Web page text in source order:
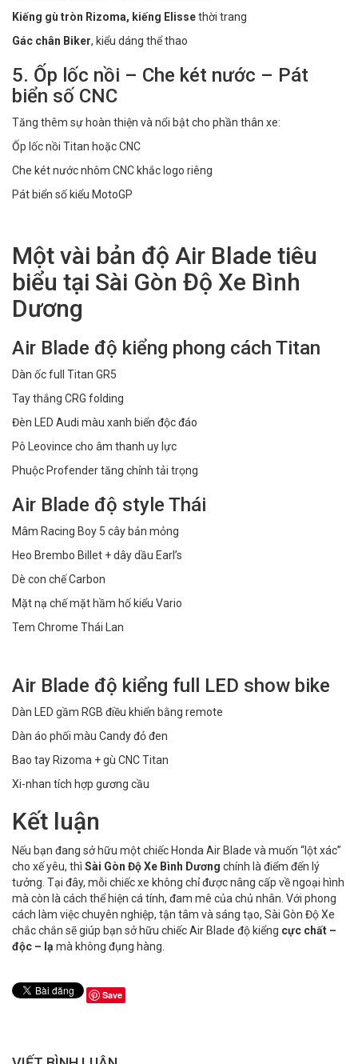
Kiếng gù tròn Rizoma, kiếng Elissethời trang
Gác chân Biker, kiểu dáng thể thao
5. Ốp lốc nồi – Che két nước – Pát
biển số CNC
Tăng thêm sự hoàn thiện và nổi bật cho phần thân xe:
Ốp lốc nồi Titan hoặc CNC
Che két nước nhôm CNC khắc logo riêng
Pát biển số kiểu MotoGP
Một vài bản độ Air Blade tiêu
biểu tại Sài Gòn Độ Xe Bình
Dương
Air Blade độ kiểng phong cách Titan
Dàn ốc full Titan GR5
Tay thắng CRG folding
Đèn LED Audi màu xanh biển độc đáo
Pô Leovince cho âm thanh uy lực
Phuộc Profender tăng chỉnh tải trọng
Air Blade độ style Thái
Mâm Racing Boy 5 cây bản mỏng
Heo Brembo Billet + dây dầu Earl’s
Dè con chế Carbon
Mặt nạ chế mặt hầm hố kiểu Vario
Tem Chrome Thái Lan
Air Blade độ kiểng full LED show bike
Dàn LED gầm RGB điều khiển bằng remote
Dàn áo phối màu Candy đỏ đen
Bao tay Rizoma + gù CNC Titan
Xi-nhan tích hợp gương cầu
Kết luận
Nếu bạn đang sở hữu một chiếc Honda Air Blade và muốn “lột xác”
cho xế yêu, thì Sài Gòn Độ Xe Bình Dương chính là điểm đến lý
tưởng. Tại đây, mỗi chiếc xe không chỉ được nâng cấp về ngoại hình
mà còn là cách thể hiện cá tính, đam mê của chủ nhân. Với phong
cách làm việc chuyên nghiệp, tận tâm và sáng tạo, Sài Gòn Độ Xe
chắc chắn sẽ giúp bạn sở hữu chiếc Air Blade độ kiểng cực chất –
độc – lạ mà không đụng hàng.
Save